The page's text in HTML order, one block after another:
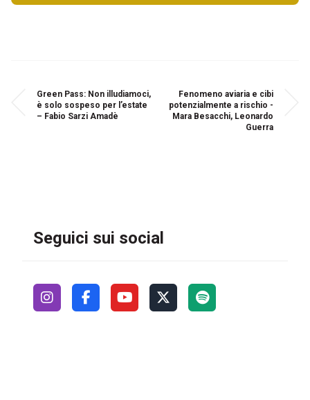
Green Pass: Non illudiamoci,
è solo sospeso per l’estate
– Fabio Sarzi Amadè
Fenomeno aviaria e cibi
potenzialmente a rischio -
Mara Besacchi, Leonardo
Guerra
Seguici sui social